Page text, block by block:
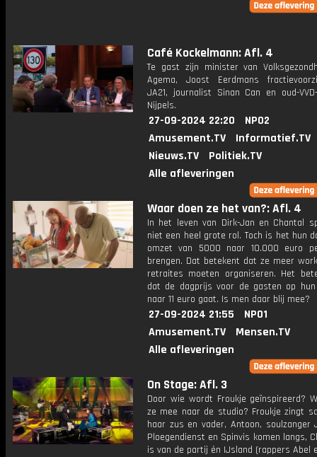
Café Kockelmann: Afl. 4
Te gast zijn minister van
Agema, Joost Eerdmans
JA21, journalist Sinan Can en oud-
Nijpels.
27-09-2024 22:20
NPO2
Amusement.TV
Informatief.TV
Nieuws.TV
Politiek.TV
Alle afleveringen
Waar doen ze het van?: Afl. 4
In het leven van Dirk-Jan en Chantal
niet een heel grote rol. Toch is het hun
omzet van 5000 naar 10.000 euro
brengen. Dat betekent dat ze meer
retraites moeten organiseren. Het
dat de dagprijs voor de gasten op
naar 11 euro gaat. Is men daar blij mee?
27-09-2024 21:55
NPO1
Amusement.TV
Mensen.TV
Alle afleveringen
On Stage: Afl. 3
Door wie wordt Froukje geïnspireerd?
ze mee naar de studio? Froukje zingt
haar zus en vader, Antoon, soulzanger
Ploegendienst en Spinvis komen langs,
is van de partij én IJsland (rappers Abel